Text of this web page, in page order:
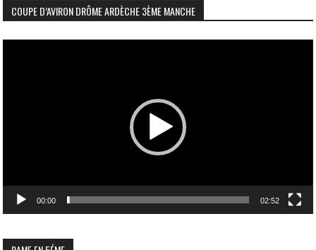
COUPE D’AVIRON DRÔME ARDÈCHE 3ÈME MANCHE
00:00 02:52